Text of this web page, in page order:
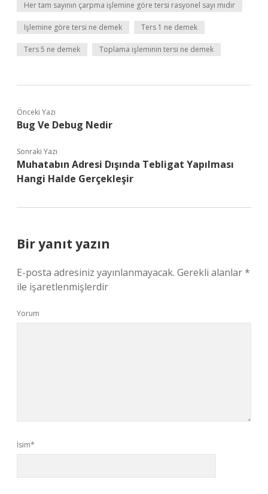
Her tam sayının çarpma işlemine göre tersi rasyonel sayı mıdır
Işlemine göre tersi ne demek Ters 1 ne demek
Ters 5 ne demek Toplama işleminin tersi ne demek
Önceki Yazı
Bug Ve Debug Nedir
Sonraki Yazı
Muhatabın Adresi Dışında Tebligat Yapılması
Hangi Halde Gerçekleşir
Bir yanıt yazın
E-posta adresiniz yayınlanmayacak. Gerekli alanlar*
ile işaretlenmişlerdir
Yorum
İsim*